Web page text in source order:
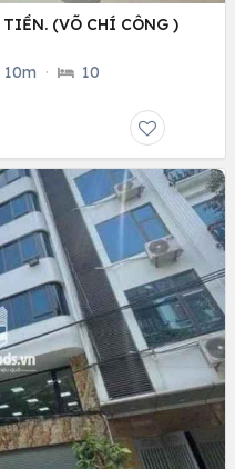
(VÕ CHÍ CÔNG )
10m · 10